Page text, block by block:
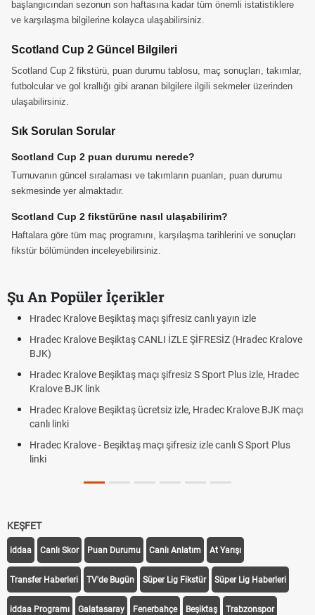
başlangıcından sezonun son haftasına kadar tüm önemli istatistiklere
ve karşılaşma bilgilerine kolayca ulaşabilirsiniz.
Scotland Cup 2 Güncel Bilgileri
Scotland Cup 2 fikstürü, puan durumu tablosu, maç sonuçları, takımlar,
futbolcular ve gol krallığı gibi aranan bilgilere ilgili sekmeler üzerinden
ulaşabilirsiniz.
Sık Sorulan Sorular
Scotland Cup 2 puan durumu nerede?
Turnuvanın güncel sıralaması ve takımların puanları, puan durumu
sekmesinde yer almaktadır.
Scotland Cup 2 fikstürüne nasıl ulaşabilirim?
Haftalara göre tüm maç programını, karşılaşma tarihlerini ve sonuçları
fikstür bölümünden inceleyebilirsiniz.
Şu An Popüler İçerikler
Hradec Kralove Beşiktaş maçı şifresiz canlı yayın izle
Hradec Kralove Beşiktaş CANLI İZLE ŞİFRESİZ (Hradec Kralove
BJK)
Hradec Kralove Beşiktaş maçı şifresiz S Sport Plus izle, Hradec
Kralove BJK link
Hradec Kralove Beşiktaş ücretsiz izle, Hradec Kralove BJK maçı
canlı linki
Hradec Kralove - Beşiktaş maçı şifresiz izle canlı S Sport Plus
linki
KEŞFET
iddaa Canlı Skor Puan Durumu Canlı Anlatım At Yarışı
Transfer Haberleri TV'de Bugün Süper Lig Fikstür Süper Lig Haberleri
iddaa Programı Galatasaray Fenerbahçe Beşiktaş Trabzonspor